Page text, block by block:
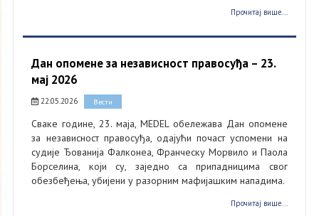
Прочитај више...
Дан опомене за независност правосуђа – 23.
мај 2026
22.05.2026 Вести
Сваке године, 23. маја, MEDEL обележава Дан опомене
за независност правосуђа, одајући почаст успомени на
судије Ђованија Фалконеа, Франческу Морвило и Паола
Борселина, који су, заједно са припадницима свог
обезбеђења, убијени у разорним мафијашким нападима.
Прочитај више...